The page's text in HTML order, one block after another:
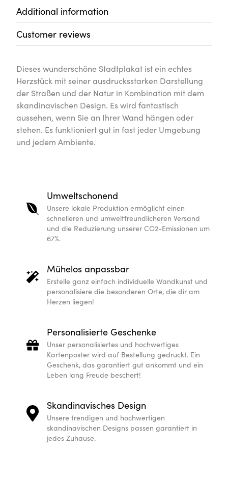
Additional information
Customer reviews
Dieses wunderschöne Stadtplakat ist ein echtes
Herzstück mit seiner ausdrucksstarken Darstellung
der Straßen und der Natur in Kombination mit dem
skandinavischen Design. Es wird fantastisch
aussehen, wenn Sie an Ihrer Wand hängen oder
stehen. Es funktioniert gut in fast jeder Umgebung
und jedem Ambiente.
Umweltschonend
Unsere lokale Produktion ermöglicht einen
schnelleren und umweltfreundlicheren Versand
und die Reduzierung unserer CO2-Emissionen um
67%.
Mühelos anpassbar
Erstelle ganz einfach individuelle Wandkunst und
personalisiere die besonderen Orte, die dir am
Herzen liegen!
Personalisierte Geschenke
Unser personalisiertes und hochwertiges
Kartenposter wird auf Bestellung gedruckt. Ein
Geschenk, das garantiert gut ankommt und ein
Leben lang Freude beschert!
Skandinavisches Design
Unsere trendigen und hochwertigen
skandinavischen Designs passen garantiert in
jedes Zuhause.